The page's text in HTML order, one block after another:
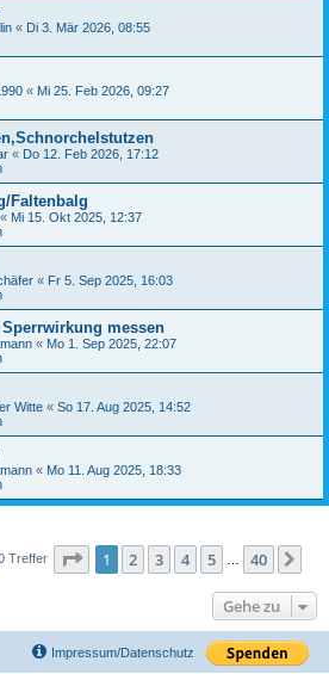
« Di 3. Mär 2026, 08:55
« Mi 25. Feb 2026, 09:27
« Do 12. Feb 2026, 17:12
Faltenbalg
« Mi 15. Okt 2025, 12:37
« Fr 5. Sep 2025, 16:03
messen
« Mo 1. Sep 2025, 22:07
Witte « So 17. Aug 2025, 14:52
« Mo 11. Aug 2025, 18:33
Treffer Seite 1von 40
1 2 3 4 5 40
Gehe zu
Impressum/Datenschutz